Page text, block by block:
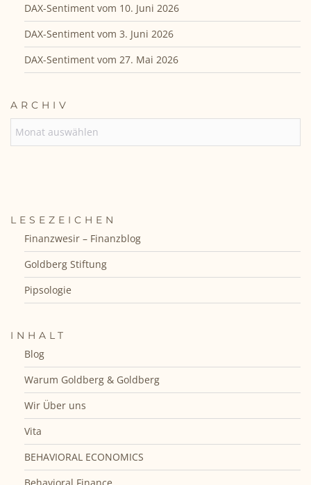
DAX-Sentiment vom 10. Juni 2026
DAX-Sentiment vom 3. Juni 2026
DAX-Sentiment vom 27. Mai 2026
ARCHIV
LESEZEICHEN
Finanzwesir – Finanzblog
Goldberg Stiftung
Pipsologie
INHALT
Blog
Warum Goldberg & Goldberg
Wir Über uns
Vita
BEHAVIORAL ECONOMICS